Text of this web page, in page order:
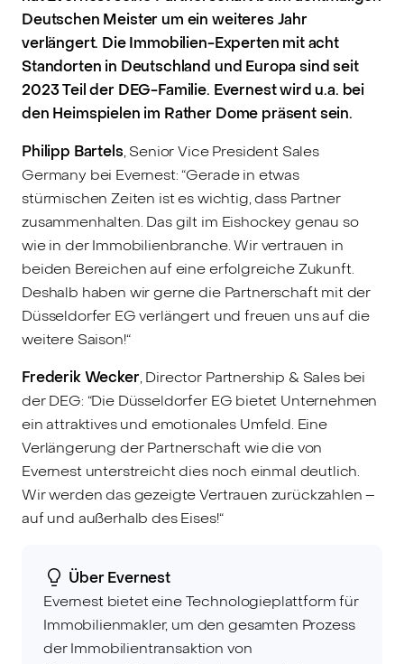
Deutschen Meister um ein weiteres Jahr
verlängert. Die Immobilien-Experten mit acht
Standorten in Deutschland und Europa sind seit
2023 Teil der DEG-Familie. Evernest wird u.a. bei
den Heimspielen im Rather Dome präsent sein.
Philipp Bartels, Senior Vice President Sales
Germany bei Evernest: “Gerade in etwas
stürmischen Zeiten ist es wichtig, dass Partner
zusammenhalten. Das gilt im Eishockey genau so
wie in der Immobilienbranche. Wir vertrauen in
beiden Bereichen auf eine erfolgreiche Zukunft.
Deshalb haben wir gerne die Partnerschaft mit der
Düsseldorfer EG verlängert und freuen uns auf die
weitere Saison!“
Frederik Wecker, Director Partnership & Sales bei
der DEG: “Die Düsseldorfer EG bietet Unternehmen
ein attraktives und emotionales Umfeld. Eine
Verlängerung der Partnerschaft wie die von
Evernest unterstreicht dies noch einmal deutlich.
Wir werden das gezeigte Vertrauen zurückzahlen –
auf und außerhalb des Eises!“
Über Evernest
Evernest bietet eine Technologieplattform für
Immobilienmakler, um den gesamten Prozess
der Immobilientransaktion von